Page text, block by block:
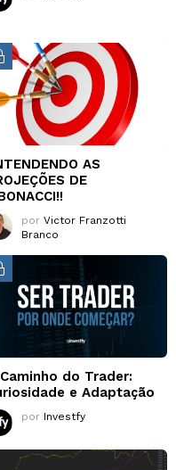
AS
DE
por Victor Franzotti
Branco
do Trader:
e Adaptação
por Investfy